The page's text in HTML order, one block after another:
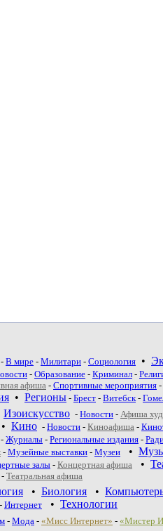
- В мире - Милитари - Социология •
- Образование - Криминал -
афиша - Спортивные мероприятия -
• Регионы - Брест - Витебск-
Изоискусство - Новости - Афиша
• Кино - Новости - Киноафиша -
- Журналы - Региональные издания -
- Музейные выставки - Музеи •
залы - Концертная афиша •
- Театральная афиша
• Биология •
- Интернет • Технологии
- Мода - «Мисс Интернет» - «Мистер